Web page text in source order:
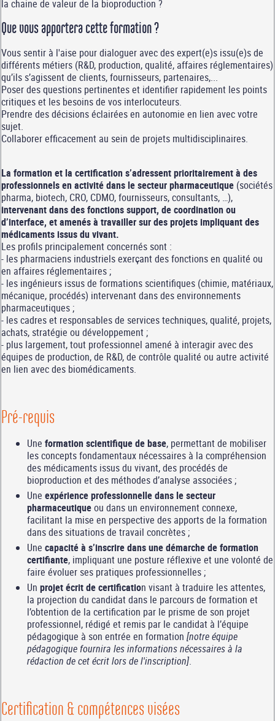
la chaine de valeur de la bioproduction ?
Que vous apportera cette formation ?
Vous sentir à l'aise pour dialoguer avec des expert(e)s issu(e)s de
différents métiers (R&D, production, qualité, affaires réglementaires)
qu’ils s’agissent de clients, fournisseurs, partenaires,...
Poser des questions pertinentes et identifier rapidement les points
critiques et les besoins de vos interlocuteurs.
Prendre des décisions éclairées en autonomie en lien avec votre
sujet.
Collaborer efficacement au sein de projets multidisciplinaires.
La formation et la certification s’adressent prioritairement à des
professionnels en activité dans le secteur pharmaceutique (sociétés
pharma, biotech, CRO, CDMO, fournisseurs, consultants, …),
intervenant dans des fonctions support, de coordination ou
d’interface, et amenés à travailler sur des projets impliquant des
médicaments issus du vivant.
Les profils principalement concernés sont :
- les pharmaciens industriels exerçant des fonctions en qualité ou
en affaires réglementaires ;
- les ingénieurs issus de formations scientifiques (chimie, matériaux,
mécanique, procédés) intervenant dans des environnements
pharmaceutiques ;
- les cadres et responsables de services techniques, qualité, projets,
achats, stratégie ou développement ;
- plus largement, tout professionnel amené à interagir avec des
équipes de production, de R&D, de contrôle qualité ou autre activité
en lien avec des biomédicaments.
Pré-requis
Une formation scientifique de base, permettant de mobiliser
les concepts fondamentaux nécessaires à la compréhension
des médicaments issus du vivant, des procédés de
bioproduction et des méthodes d’analyse associées ;
Une expérience professionnelle dans le secteur
pharmaceutiqueou dans un environnement connexe,
facilitant la mise en perspective des apports de la formation
dans des situations de travail concrètes ;
Une capacité à s’inscrire dans une démarche de formation
certifiante, impliquant une posture réflexive et une volonté de
faire évoluer ses pratiques professionnelles ;
Un projet écrit de certification visant à traduire les attentes,
la projection du candidat dans le parcours de formation et
l’obtention de la certification par le prisme de son projet
professionnel, rédigé et remis par le candidat à l’équipe
pédagogique à son entrée en formation [notre équipe
pédagogique fournira les informations nécessaires à la
rédaction de cet écrit lors de l'inscription].
Certification & compétences visées